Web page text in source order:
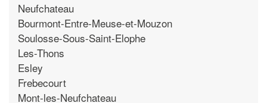
Neufchateau
Bourmont-Entre-Meuse-et-Mouzon
Soulosse-Sous-Saint-Elophe
Les-Thons
Esley
Frebecourt
Mont-les-Neufchateau